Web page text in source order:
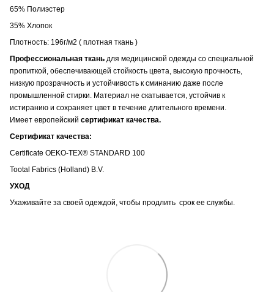
65% Полиэстер
35% Хлопок
Плотность: 196г/м2 ( плотная ткань )
Профессиональная ткань для медицинской одежды со специальной
пропиткой, обеспечивающей стойкость цвета, высокую прочность,
низкую прозрачность и устойчивость к сминанию даже после
промышленной стирки. Материал не скатывается, устойчив к
истиранию и сохраняет цвет в течение длительного времени.
Имеет европейский сертификат качества.
Сертификат качества:
Certificate OEKO-TEX® STANDARD 100
Tootal Fabrics (Holland) B.V.
УХОД
Ухаживайте за своей одеждой, чтобы продлить срок ее службы.